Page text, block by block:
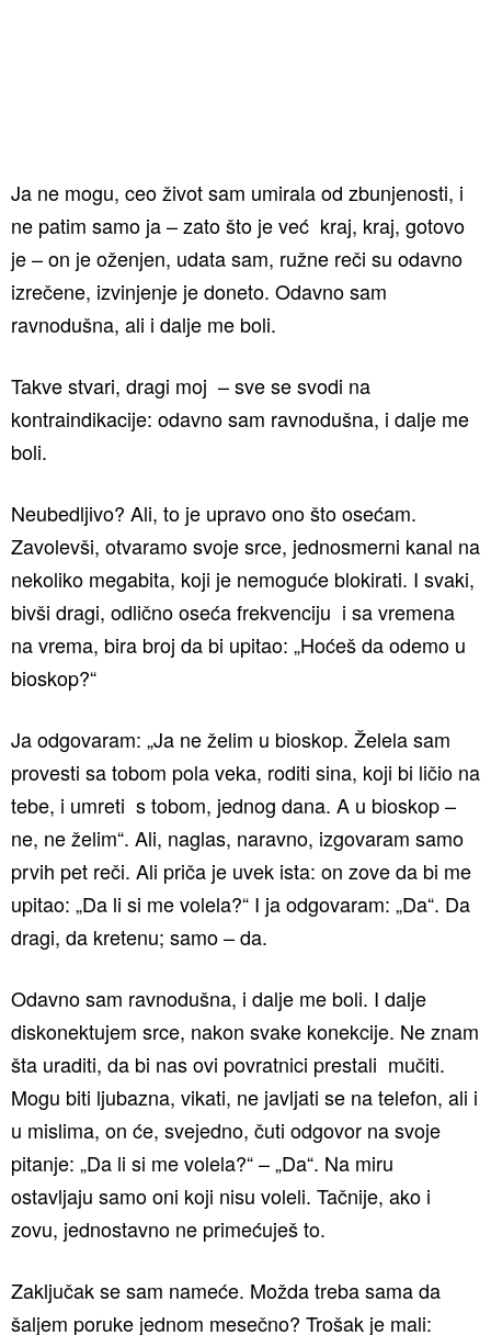
Ja ne mogu, ceo život sam umirala od zbunjenosti, i
ne patim samo ja – zato što je već kraj, kraj, gotovo
je – on je oženjen, udata sam, ružne reči su odavno
izrečene, izvinjenje je doneto. Odavno sam
ravnodušna, ali i dalje me boli.
Takve stvari, dragi moj – sve se svodi na
kontraindikacije: odavno sam ravnodušna, i dalje me
boli.
Neubedljivo? Ali, to je upravo ono što osećam.
Zavolevši, otvaramo svoje srce, jednosmerni kanal na
nekoliko megabita, koji je nemoguće blokirati. I svaki,
bivši dragi, odlično oseća frekvenciju i sa vremena
na vrema, bira broj da bi upitao: „Hoćeš da odemo u
bioskop?“
Ja odgovaram: „Ja ne želim u bioskop. Želela sam
provesti sa tobom pola veka, roditi sina, koji bi ličio na
tebe, i umreti s tobom, jednog dana. A u bioskop –
ne, ne želim“. Ali, naglas, naravno, izgovaram samo
prvih pet reči. Ali priča je uvek ista: on zove da bi me
upitao: „Da li si me volela?“ I ja odgovaram: „Da“. Da
dragi, da kretenu; samo – da.
Odavno sam ravnodušna, i dalje me boli. I dalje
diskonektujem srce, nakon svake konekcije. Ne znam
šta uraditi, da bi nas ovi povratnici prestali mučiti.
Mogu biti ljubazna, vikati, ne javljati se na telefon, ali i
u mislima, on će, svejedno, čuti odgovor na svoje
pitanje: „Da li si me volela?“ – „Da“. Na miru
ostavljaju samo oni koji nisu voleli. Tačnije, ako i
zovu, jednostavno ne primećuješ to.
Zaključak se sam nameće. Možda treba sama da
šaljem poruke jednom mesečno? Trošak je mali: